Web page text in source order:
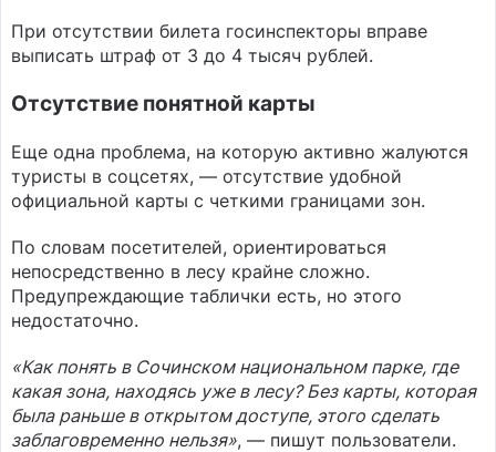
При отсутствии билета госинспекторы вправе
выписать штраф от 3 до 4 тысяч рублей.
Отсутствие понятной карты
Еще одна проблема, на которую активно жалуются
туристы в соцсетях, — отсутствие удобной
официальной карты с четкими границами зон.
По словам посетителей, ориентироваться
непосредственно в лесу крайне сложно.
Предупреждающие таблички есть, но этого
недостаточно.
«Как понять в Сочинском национальном парке, где
какая зона, находясь уже в лесу? Без карты, которая
была раньше в открытом доступе, этого сделать
заблаговременно нельзя», — пишут пользователи.